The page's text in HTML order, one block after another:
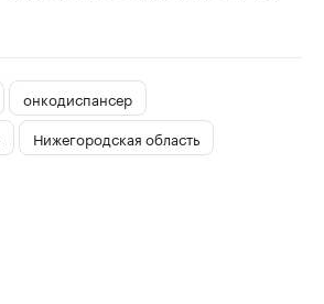
онкодиспансер
Нижегородская область